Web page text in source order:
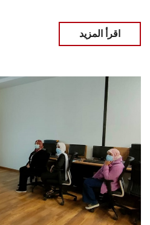
اقرأ المزيد